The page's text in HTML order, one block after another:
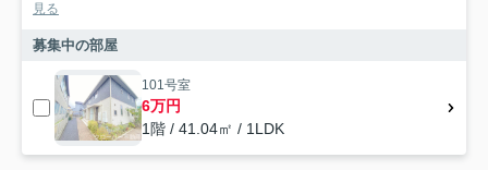
見る
募集中の部屋
101号室
6万円
1階 / 41.04㎡ / 1LDK